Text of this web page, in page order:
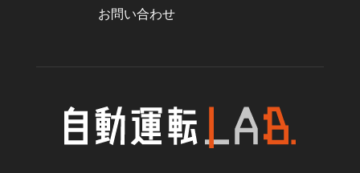
お問い合わせ